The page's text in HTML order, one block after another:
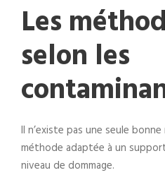
Les
selon les
Il n’existe pas une seule
méthode adaptée à un
niveau de dommage.